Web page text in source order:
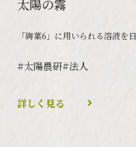
太陽の霧
「絢葉6」に用いられる溶液を
#太陽農研#法人
詳しく見る